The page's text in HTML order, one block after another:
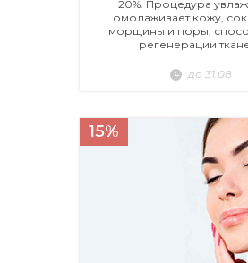
20%. Процедура
омолаживает кожу,
морщины и поры,
регенерации
до 31.08
15%